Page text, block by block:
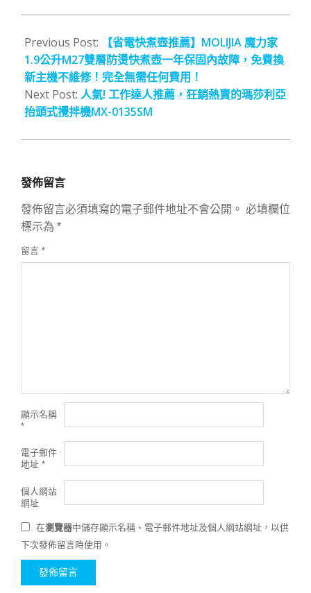
12-
31
Previous Post:
【省電快煮壺推薦】MOLIJIA 魔力家
1.9公升M27雙層防燙快煮壺一年保固內故障，免費換
新主機不維修！完全無需任何費用！
Next Post: 人氣! 工作達人推薦，狂銷熱賣的瑪莎利亞
抬頭式攪拌機MX-0135SM
發佈留言
發佈留言必須填寫的電子郵件地址不會公開。 必填欄位
標示為 *
留言 *
顯示名稱
*
電子郵件
地址 *
個人網站
網址
在瀏覽器中儲存顯示名稱、電子郵件地址及個人網站網址，以供
下次發佈留言時使用。